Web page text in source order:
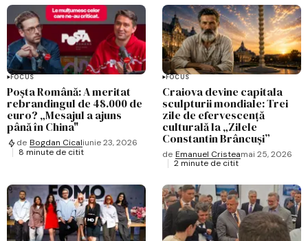
FOCUS
Poșta Română: A meritat
rebrandingul de 48.000 de
euro? „Mesajul a ajuns
până în China"
de Bogdan Cicaliunie 23, 2026
8 minute de citit
FOCUS
Craiova devine capitala
sculpturii mondiale: Trei
zile de efervescență
culturală la „Zilele
Constantin Brâncuși”
de Emanuel Cristeamai 25, 2026
2 minute de citit